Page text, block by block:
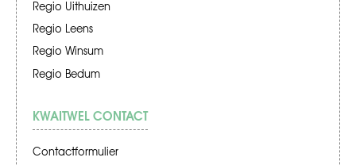
Regio Uithuizen
Regio Leens
Regio Winsum
Regio Bedum
KWAITWEL CONTACT
Contactformulier